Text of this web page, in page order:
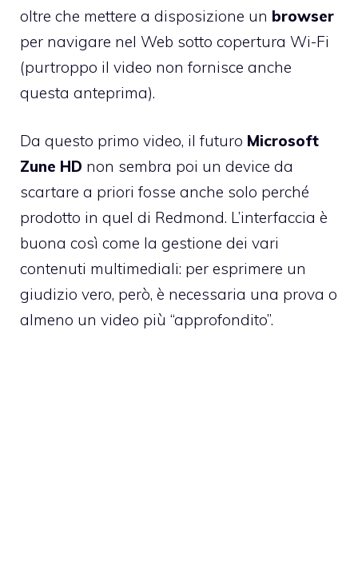
oltre che mettere a disposizione un browser
per navigare nel Web sotto copertura Wi-Fi
(purtroppo il video non fornisce anche
questa anteprima).
Da questo primo video, il futuro Microsoft
Zune HD non sembra poi un device da
scartare a priori fosse anche solo perché
prodotto in quel di Redmond. L’interfaccia è
buona così come la gestione dei vari
contenuti multimediali: per esprimere un
giudizio vero, però, è necessaria una prova o
almeno un video più “approfondito”.